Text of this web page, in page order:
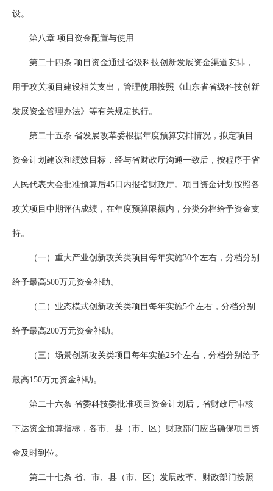
设。
第八章 项目资金配置与使用
第二十四条 项目资金通过省级科技创新发展资金渠道安排，
用于攻关项目建设相关支出，管理使用按照《山东省省级科技创新
发展资金管理办法》等有关规定执行。
第二十五条 省发展改革委根据年度预算安排情况，拟定项目
资金计划建议和绩效目标，经与省财政厅沟通一致后，按程序于省
人民代表大会批准预算后45日内报省财政厅。项目资金计划按照各
攻关项目中期评估成绩，在年度预算限额内，分类分档给予资金支
持。
（一）重大产业创新攻关类项目每年实施30个左右，分档分别
给予最高500万元资金补助。
（二）业态模式创新攻关类项目每年实施5个左右，分档分别
给予最高200万元资金补助。
（三）场景创新攻关类项目每年实施25个左右，分档分别给予
最高150万元资金补助。
第二十六条 省委科技委批准项目资金计划后，省财政厅审核
下达资金预算指标，各市、县（市、区）财政部门应当确保项目资
金及时到位。
第二十七条 省、市、县（市、区）发展改革、财政部门按照